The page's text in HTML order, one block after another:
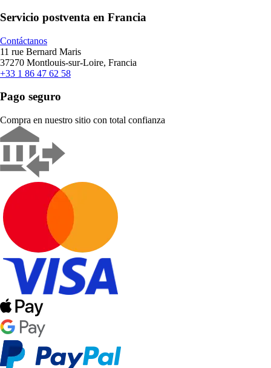
Servicio postventa en Francia
Contáctanos
11 rue Bernard Maris
37270 Montlouis-sur-Loire, Francia
+33 1 86 47 62 58
Pago seguro
Compra en nuestro sitio con total confianza